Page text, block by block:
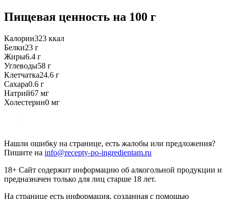
Пищевая ценность на 100 г
Калории323 ккал
Белки23 г
Жиры6.4 г
Углеводы58 г
Клетчатка24.6 г
Сахара0.6 г
Натрий67 мг
Холестерин0 мг
Нашли ошибку на странице, есть жалобы или предложения?
Пишите на info@recepty-po-ingredientam.ru
18+ Сайт содержит информацию об алкогольной продукции и
предназначен только для лиц старше 18 лет.
На странице есть информация, созданная с помощью